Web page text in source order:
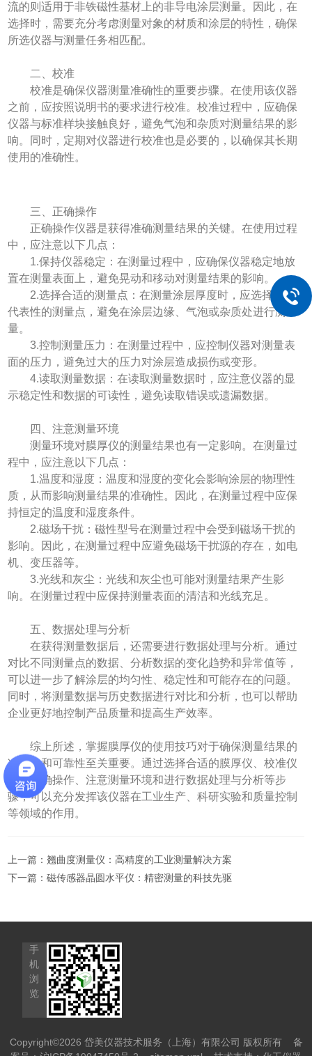
流的则适用于非铁磁性基材上的非导电涂层测量。因此，在
选择时，需要充分考虑测量对象的材质和涂层的特性，确保
所选仪器与测量任务相匹配。
二、校准
校准是确保仪器测量准确性的重要步骤。在使用该仪器
之前，应按照说明书的要求进行校准。校准过程中，应确保
仪器与标准样块接触良好，避免气泡和杂质对测量结果的影
响。同时，定期对仪器进行校准也是必要的，以确保其长期
使用的准确性。
三、正确操作
正确操作仪器是获得准确测量结果的关键。在使用过程
中，应注意以下几点：
1.保持仪器稳定：在测量过程中，应确保仪器稳定地放
置在测量表面上，避免晃动和移动对测量结果的影响。
2.选择合适的测量点：在测量涂层厚度时，应选择具有
代表性的测量点，避免在涂层边缘、气泡或杂质处进行测
量。
3.控制测量压力：在测量过程中，应控制仪器对测量表
面的压力，避免过大的压力对涂层造成损伤或变形。
4.读取测量数据：在读取测量数据时，应注意仪器的显
示稳定性和数据的可读性，避免读取错误或遗漏数据。
四、注意测量环境
测量环境对膜厚仪的测量结果也有一定影响。在测量过
程中，应注意以下几点：
1.温度和湿度：温度和湿度的变化会影响涂层的物理性
质，从而影响测量结果的准确性。因此，在测量过程中应保
持恒定的温度和湿度条件。
2.磁场干扰：磁性型号在测量过程中会受到磁场干扰的
影响。因此，在测量过程中应避免磁场干扰源的存在，如电
机、变压器等。
3.光线和灰尘：光线和灰尘也可能对测量结果产生影
响。在测量过程中应保持测量表面的清洁和光线充足。
五、数据处理与分析
在获得测量数据后，还需要进行数据处理与分析。通过
对比不同测量点的数据、分析数据的变化趋势和异常值等，
可以进一步了解涂层的均匀性、稳定性和可能存在的问题。
同时，将测量数据与历史数据进行对比和分析，也可以帮助
企业更好地控制产品质量和提高生产效率。
综上所述，掌握膜厚仪的使用技巧对于确保测量结果的
准确性和可靠性至关重要。通过选择合适的膜厚仪、校准仪
器、正确操作、注意测量环境和进行数据处理与分析等步
骤，可以充分发挥该仪器在工业生产、科研实验和质量控制
等领域的作用。
上一篇： 翘曲度测量仪：高精度的工业测量解决方案
下一篇：磁传感器晶圆水平仪：精密测量的科技先驱
手
机
浏
览
Copyright©2026 岱美仪器技术服务（上海）有限公司 版权所有 备